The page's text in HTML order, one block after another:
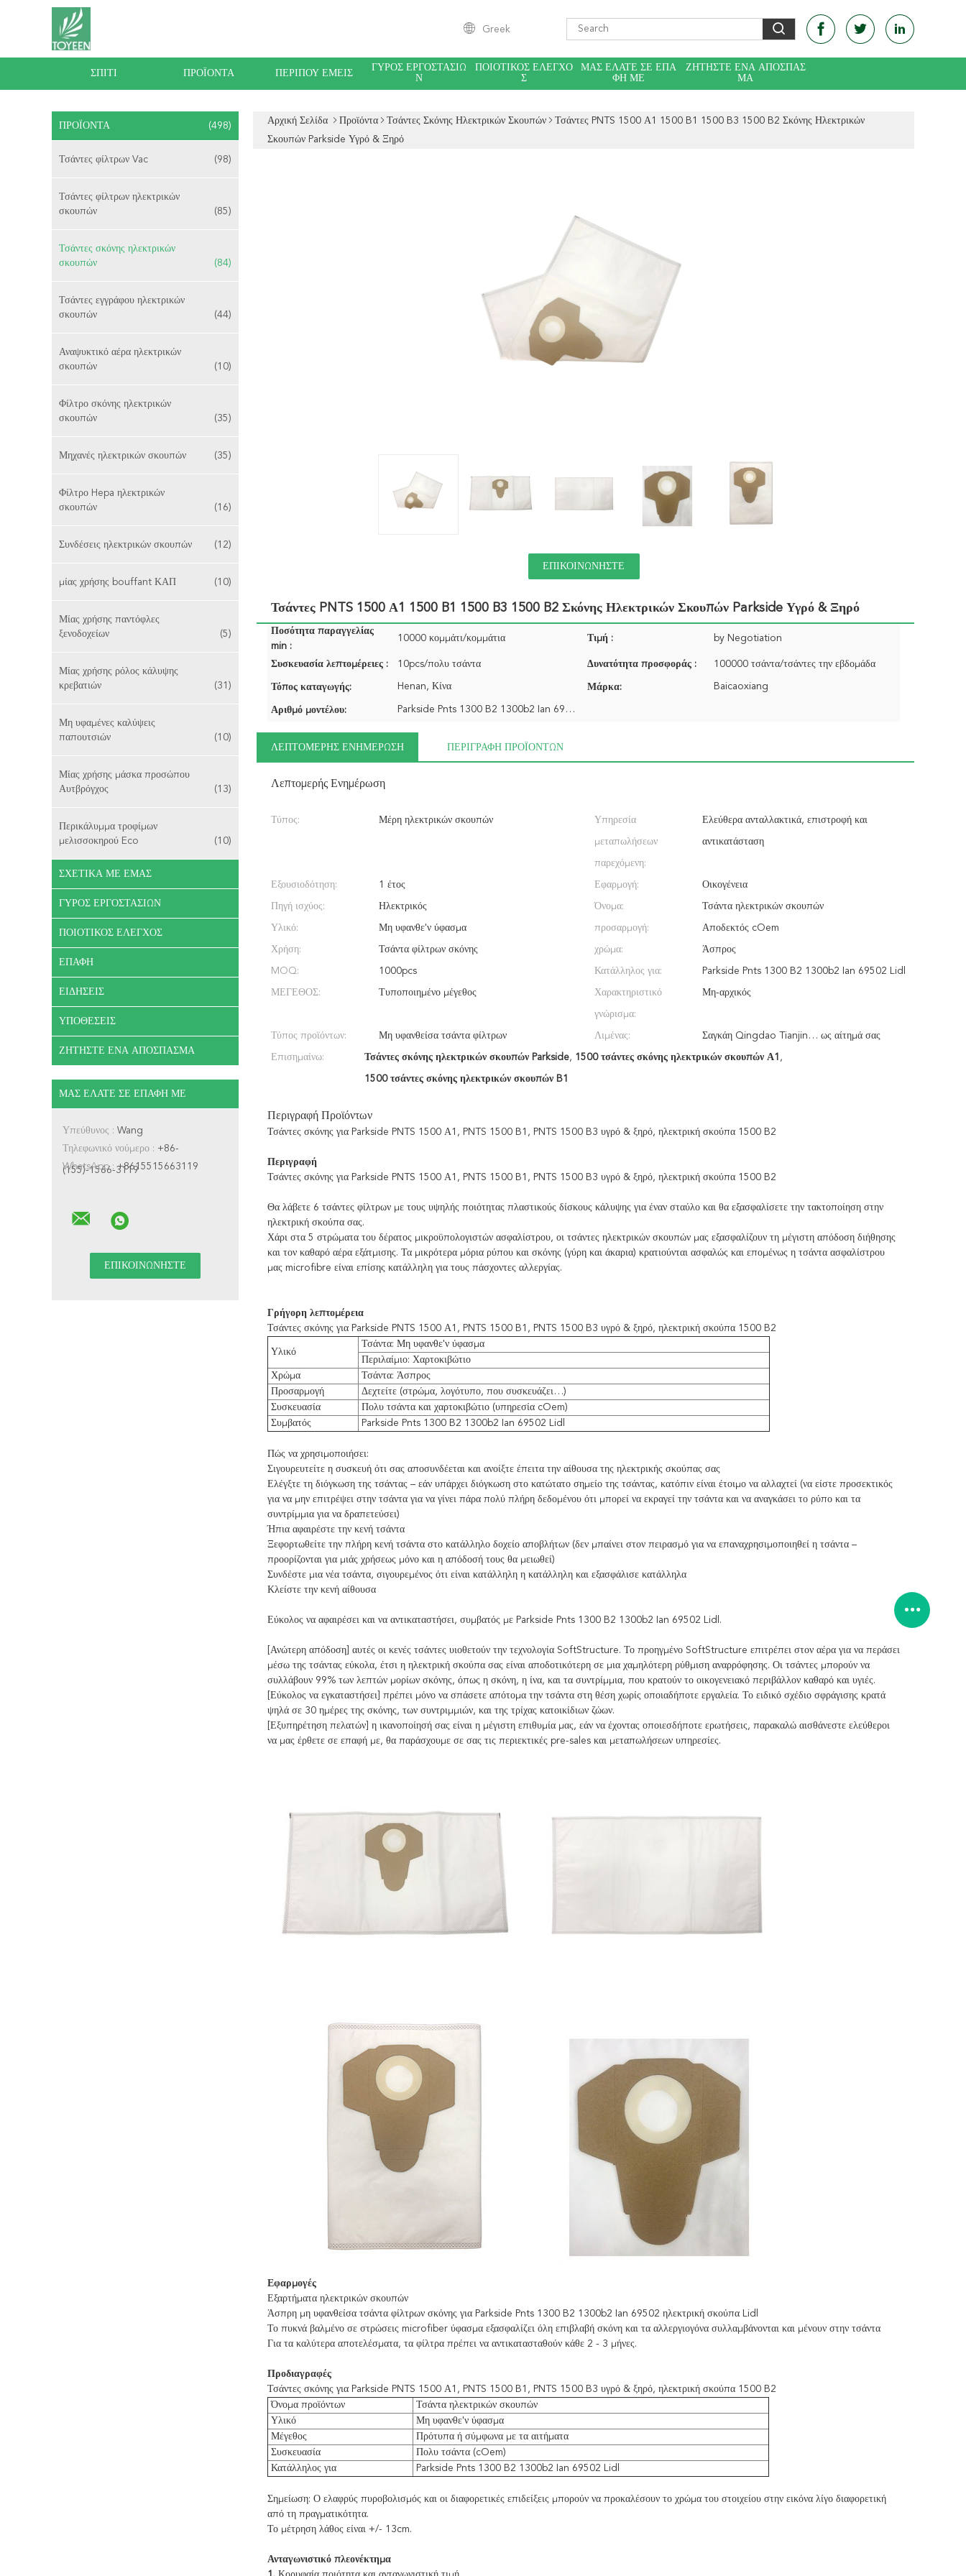
Greek
ΣΠΊΤΙ ΠΡΟΪΌΝΤΑ ΠΕΡΊΠΟΥ ΕΜΕΊΣ
ΓΎΡΟΣ ΕΡΓΟΣΤΑΣΊΩ
Ν
ΠΟΙΟΤΙΚΌΣ ΈΛΕΓΧΟ
Σ
ΜΑΣ ΕΛΆΤΕ ΣΕ ΕΠΑ
ΦΉ ΜΕ
ΖΗΤΉΣΤΕ ΈΝΑ ΑΠΌΣΠΑΣ
ΜΑ
ΠΡΟΪΌΝΤΑ (498)
Τσάντες φίλτρων Vac (98)
Τσάντες φίλτρων ηλεκτρικών
σκουπών
(85)
Τσάντες σκόνης ηλεκτρικών
σκουπών
(84)
Τσάντες εγγράφου ηλεκτρικών
σκουπών
(44)
Αναψυκτικό αέρα ηλεκτρικών
σκουπών
(10)
Φίλτρο σκόνης ηλεκτρικών
σκουπών
(35)
Μηχανές ηλεκτρικών σκουπών (35)
Φίλτρο Hepa ηλεκτρικών
σκουπών
(16)
Συνδέσεις ηλεκτρικών σκουπών (12)
μίας χρήσης bouffant ΚΑΠ (10)
Μίας χρήσης παντόφλες
ξενοδοχείων
(5)
Μίας χρήσης ρόλος κάλυψης
κρεβατιών
(31)
Μη υφαμένες καλύψεις
παπουτσιών
(10)
Μίας χρήσης μάσκα προσώπου
Αυτβρόγχος
(13)
Περικάλυμμα τροφίμων
μελισσοκηρού Eco
(10)
ΣΧΕΤΙΚΆ ΜΕ ΕΜΆΣ
ΓΎΡΟΣ ΕΡΓΟΣΤΑΣΊΩΝ
ΠΟΙΟΤΙΚΌΣ ΈΛΕΓΧΟΣ
ΕΠΑΦΉ
ΕΙΔΉΣΕΙΣ
ΥΠΟΘΈΣΕΙΣ
ΖΗΤΉΣΤΕ ΈΝΑ ΑΠΌΣΠΑΣΜΑ
ΜΑΣ ΕΛΆΤΕ ΣΕ ΕΠΑΦΉ ΜΕ
Υπεύθυνος : Wang
Τηλεφωνικό νούμερο : +86-
(155)-1566-3119
WhatsApp : +8615515663119
Αρχική Σελίδα Προϊόντα Τσάντες Σκόνης Ηλεκτρικών Σκουπών
Τσάντες PNTS 1500 Α1 1500 B1 1500 B3 1500 B2 Σκόνης Ηλεκτρικών
Σκουπών Parkside Υγρό & Ξηρό
ΕΠΙΚΟΙΝΩΝΉΣΤΕ
Τσάντες PNTS 1500 Α1 1500 B1 1500 B3 1500 B2 Σκόνης Ηλεκτρικών Σκουπών Parkside Υγρό & Ξηρό
Ποσότητα παραγγελίας
min :
10000 κομμάτι/κομμάτια Τιμή : by Negotiation
Συσκευασία λεπτομέρειες : 10pcs/πολυ τσάντα Δυνατότητα προσφοράς : 100000 τσάντα/τσάντες την εβδομάδα
Τόπος καταγωγής: Henan, Κίνα Μάρκα: Baicaoxiang
Αριθμό μοντέλου: Parkside Pnts 1300 B2 1300b2 Ian 69502 Lidl
ΛΕΠΤΟΜΕΡΉΣ ΕΝΗΜΈΡΩΣΗ ΠΕΡΙΓΡΑΦΉ ΠΡΟΪΌΝΤΩΝ
Λεπτομερής Ενημέρωση
Τύπος: Μέρη ηλεκτρικών σκουπών Υπηρεσία
μεταπωλήσεων
παρεχόμενη:
Ελεύθερα ανταλλακτικά, επιστροφή και
αντικατάσταση
Εξουσιοδότηση: 1 έτος Εφαρμογή: Οικογένεια
Πηγή ισχύος: Ηλεκτρικός Όνομα: Τσάντα ηλεκτρικών σκουπών
Υλικό: Μη υφανθε'ν ύφασμα προσαρμογή: Αποδεκτός cOem
Χρήση: Τσάντα φίλτρων σκόνης χρώμα: Άσπρος
MOQ: 1000pcs Κατάλληλος για: Parkside Pnts 1300 B2 1300b2 Ian 69502 Lidl
ΜΕΓΕΘΟΣ: Τυποποιημένο μέγεθος Χαρακτηριστικό
γνώρισμα:
Μη-αρχικός
Τύπος προϊόντων: Μη υφανθείσα τσάντα φίλτρων Λιμένας: Σαγκάη Qingdao Tianjin… ως αίτημά σας
Επισημαίνω: Τσάντες σκόνης ηλεκτρικών σκουπών Parkside, 1500 τσάντες σκόνης ηλεκτρικών σκουπών Α1 ,
1500 τσάντες σκόνης ηλεκτρικών σκουπών B1
Περιγραφή Προϊόντων
Τσάντες σκόνης για Parkside PNTS 1500 Α1, PNTS 1500 B1, PNTS 1500 B3 υγρό & ξηρό, ηλεκτρική σκούπα 1500 B2
Περιγραφή
Τσάντες σκόνης για Parkside PNTS 1500 Α1, PNTS 1500 B1, PNTS 1500 B3 υγρό & ξηρό, ηλεκτρική σκούπα 1500 B2
Θα λάβετε 6 τσάντες φίλτρων με τους υψηλής ποιότητας πλαστικούς δίσκους κάλυψης για έναν σταύλο και θα εξασφαλίσετε την τακτοποίηση στην
ηλεκτρική σκούπα σας.
Χάρι στα 5 στρώματα του δέρατος μικροϋπολογιστών ασφαλίστρου, οι τσάντες ηλεκτρικών σκουπών μας εξασφαλίζουν τη μέγιστη απόδοση διήθησης
και τον καθαρό αέρα εξάτμισης. Τα μικρότερα μόρια ρύπου και σκόνης (γύρη και άκαρια) κρατιούνται ασφαλώς και επομένως η τσάντα ασφαλίστρου
μας microfibre είναι επίσης κατάλληλη για τους πάσχοντες αλλεργίας.
Γρήγορη λεπτομέρεια
Τσάντες σκόνης για Parkside PNTS 1500 Α1, PNTS 1500 B1, PNTS 1500 B3 υγρό & ξηρό, ηλεκτρική σκούπα 1500 B2
Υλικό
Τσάντα: Μη υφανθε'ν ύφασμα
Περιλαίμιο: Χαρτοκιβώτιο
Χρώμα
Τσάντα: Άσπρος
Προσαρμογή
Δεχτείτε (στρώμα, λογότυπο, που συσκευάζει…)
Συσκευασία
Πολυ τσάντα και χαρτοκιβώτιο (υπηρεσία cOem)
Συμβατός
Parkside Pnts 1300 B2 1300b2 Ian 69502 Lidl
Πώς να χρησιμοποιήσει:
Σιγουρευτείτε η συσκευή ότι σας αποσυνδέεται και ανοίξτε έπειτα την αίθουσα της ηλεκτρικής σκούπας σας
Ελέγξτε τη διόγκωση της τσάντας – εάν υπάρχει διόγκωση στο κατώτατο σημείο της τσάντας, κατόπιν είναι έτοιμο να αλλαχτεί (να είστε προσεκτικός
για να μην επιτρέψει στην τσάντα για να γίνει πάρα πολύ πλήρη δεδομένου ότι μπορεί να εκραγεί την τσάντα και να αναγκάσει το ρύπο και τα
συντρίμμια για να δραπετεύσει)
Ήπια αφαιρέστε την κενή τσάντα
Ξεφορτωθείτε την πλήρη κενή τσάντα στο κατάλληλο δοχείο αποβλήτων (δεν μπαίνει στον πειρασμό για να επαναχρησιμοποιηθεί η τσάντα –
προορίζονται για μιάς χρήσεως μόνο και η απόδοσή τους θα μειωθεί)
Συνδέστε μια νέα τσάντα, σιγουρεμένος ότι είναι κατάλληλη η κατάλληλη και εξασφάλισε κατάλληλα
Κλείστε την κενή αίθουσα
Εύκολος να αφαιρέσει και να αντικαταστήσει, συμβατός με Parkside Pnts 1300 B2 1300b2 Ian 69502 Lidl.
[Ανώτερη απόδοση] αυτές οι κενές τσάντες υιοθετούν την τεχνολογία SoftStructure. Το προηγμένο SoftStructure επιτρέπει στον αέρα για να περάσει
μέσω της τσάντας εύκολα, έτσι η ηλεκτρική σκούπα σας είναι αποδοτικότερη σε μια χαμηλότερη ρύθμιση αναρρόφησης. Οι τσάντες μπορούν να
συλλάβουν 99% των λεπτών μορίων σκόνης, όπως η σκόνη, η ίνα, και τα συντρίμμια, που κρατούν το οικογενειακό περιβάλλον καθαρό και υγιές.
[Εύκολος να εγκαταστήσει] πρέπει μόνο να σπάσετε απότομα την τσάντα στη θέση χωρίς οποιαδήποτε εργαλεία. Το ειδικό σχέδιο σφράγισης κρατά
ψηλά σε 30 ημέρες της σκόνης, των συντριμμιών, και της τρίχας κατοικίδιων ζώων.
[Εξυπηρέτηση πελατών] η ικανοποίησή σας είναι η μέγιστη επιθυμία μας, εάν να έχοντας οποιεσδήποτε ερωτήσεις, παρακαλώ αισθάνεστε ελεύθεροι
να μας έρθετε σε επαφή με, θα παράσχουμε σε σας τις περιεκτικές pre-sales και μεταπωλήσεων υπηρεσίες.
Εφαρμογές
Εξαρτήματα ηλεκτρικών σκουπών
Άσπρη μη υφανθείσα τσάντα φίλτρων σκόνης για Parkside Pnts 1300 B2 1300b2 Ian 69502 ηλεκτρική σκούπα Lidl
Το πυκνά βαλμένο σε στρώσεις microfiber ύφασμα εξασφαλίζει όλη επιβλαβή σκόνη και τα αλλεργιογόνα συλλαμβάνονται και μένουν στην τσάντα
Για τα καλύτερα αποτελέσματα, τα φίλτρα πρέπει να αντικατασταθούν κάθε 2 - 3 μήνες.
Προδιαγραφές
Τσάντες σκόνης για Parkside PNTS 1500 Α1, PNTS 1500 B1, PNTS 1500 B3 υγρό & ξηρό, ηλεκτρική σκούπα 1500 B2
Όνομα προϊόντων
Τσάντα ηλεκτρικών σκουπών
Υλικό
Μη υφανθε'ν ύφασμα
Μέγεθος
Πρότυπα ή σύμφωνα με τα αιτήματα
Συσκευασία
Πολυ τσάντα (cOem)
Κατάλληλος για
Parkside Pnts 1300 B2 1300b2 Ian 69502 Lidl
Σημείωση: Ο ελαφρύς πυροβολισμός και οι διαφορετικές επιδείξεις μπορούν να προκαλέσουν το χρώμα του στοιχείου στην εικόνα λίγο διαφορετική
από τη πραγματικότητα.
Το μέτρηση λάθος είναι +/- 13cm.
Ανταγωνιστικό πλεονέκτημα